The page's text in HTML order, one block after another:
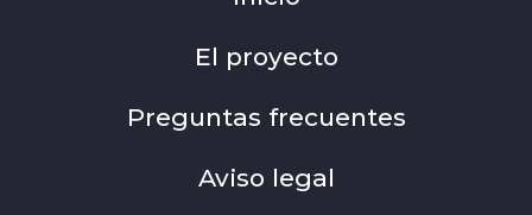
El proyecto
Preguntas frecuentes
Aviso legal